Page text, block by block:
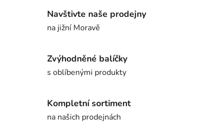
Navštivte naše prodejny
na jižní Moravě
Zvýhodněné balíčky
s oblíbenými produkty
Kompletní sortiment
na našich prodejnách